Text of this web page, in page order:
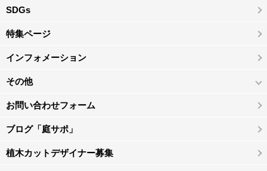
SDGs
特集ページ
インフォメーション
その他
お問い合わせフォーム
ブログ「庭サポ」
植木カットデザイナー募集